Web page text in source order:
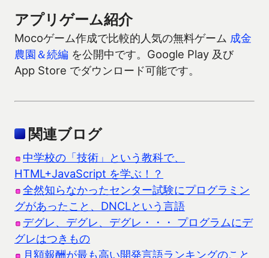
アプリゲーム紹介
Mocoゲーム作成で比較的人気の無料ゲーム 成金
農園＆続編 を公開中です。Google Play 及び
App Store でダウンロード可能です。
関連ブログ
中学校の「技術」という教科で、
HTML+JavaScript を学ぶ！？
全然知らなかったセンター試験にプログラミン
グがあったこと、DNCLという言語
デグレ、デグレ、デグレ・・・ プログラムにデ
グレはつきもの
月額報酬が最も高い開発言語ランキングのこと